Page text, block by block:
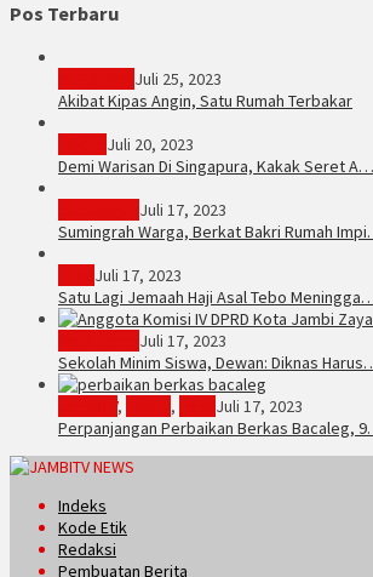
Pos Terbaru
Juli 25, 2023
Akibat Kipas Angin, Satu Rumah Terbakar
Juli 20, 2023
Demi Warisan Di Singapura, Kakak Seret A…
Juli 17, 2023
Sumingrah Warga, Berkat Bakri Rumah
Juli 17, 2023
Satu Lagi Jemaah Haji Asal Tebo
Juli 17, 2023
Sekolah Minim Siswa, Dewan: Diknas
, ,
Juli 17, 2023
Perpanjangan Perbaikan Berkas Bacaleg,
Indeks
Kode Etik
Redaksi
Pembuatan Berita